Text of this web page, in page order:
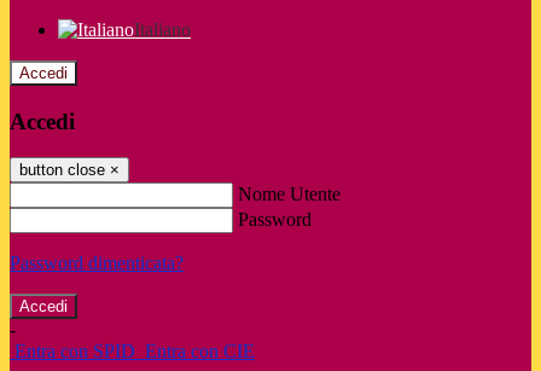
Italiano
Accedi
Accedi
button close ×
Nome Utente
Password
Password dimenticata?
-
Entra con SPID Entra con CIE